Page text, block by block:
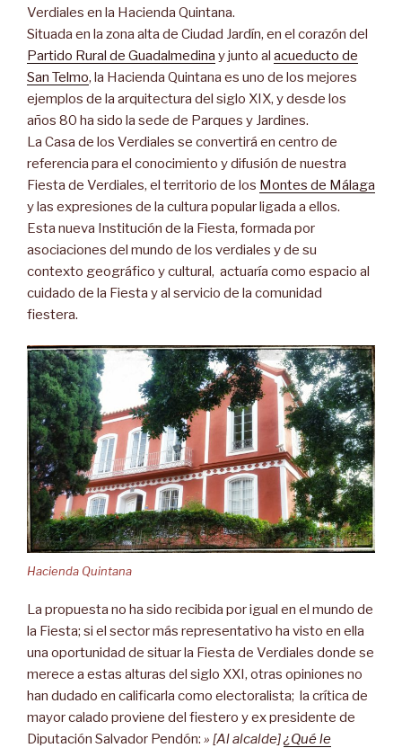
Verdiales en la Hacienda Quintana.
Situada en la zona alta de Ciudad Jardín, en el corazón del
Partido Rural de Guadalmedina y junto al acueducto de
San Telmo, la Hacienda Quintana es uno de los mejores
ejemplos de la arquitectura del siglo XIX, y desde los
años 80 ha sido la sede de Parques y Jardines.
La Casa de los Verdiales se convertirá en centro de
referencia para el conocimiento y difusión de nuestra
Fiesta de Verdiales, el territorio de los Montes de Málaga
ylas expresiones de la cultura popular ligada a ellos.
Esta nueva Institución de la Fiesta, formada por
asociaciones del mundo de los verdiales y de su
contexto geográfico y cultural, actuaría como espacio al
cuidado de la Fiesta y al servicio de la comunidad
fiestera.
Hacienda Quintana
La propuesta no ha sido recibida por igual en el mundo de
la Fiesta; si el sector más representativo ha visto en ella
una oportunidad de situar la Fiesta de Verdiales donde se
merece a estas alturas del siglo XXI, otras opiniones no
han dudado en calificarla como electoralista; la crítica de
mayor calado proviene del fiestero y ex presidente de
Diputación Salvador Pendón: » [Al alcalde]¿Qué le